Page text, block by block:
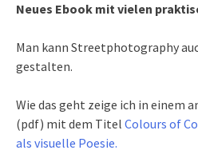
Neues Ebook mit vielen
Man kann Streetphotography
gestalten.
Wie das geht zeige ich in einem
(pdf) mit dem Titel Colours of
als visuelle Poesie.